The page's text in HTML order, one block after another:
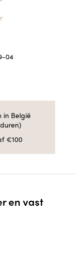
04
in België
€100
en vast